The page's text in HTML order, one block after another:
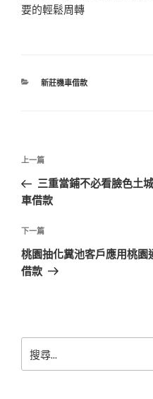
要的輕鬆周轉
分
新莊機車借款
文
導
覽
上
一
篇
章
上一篇
三重當鋪不必看臉色土
車借款
下
一
篇
下一篇
桃園抽化糞池客戶應用桃
借款
尋